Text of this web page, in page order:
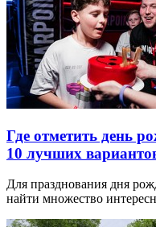
Где отметить день
10 лучших
Для празднования дня
найти множество